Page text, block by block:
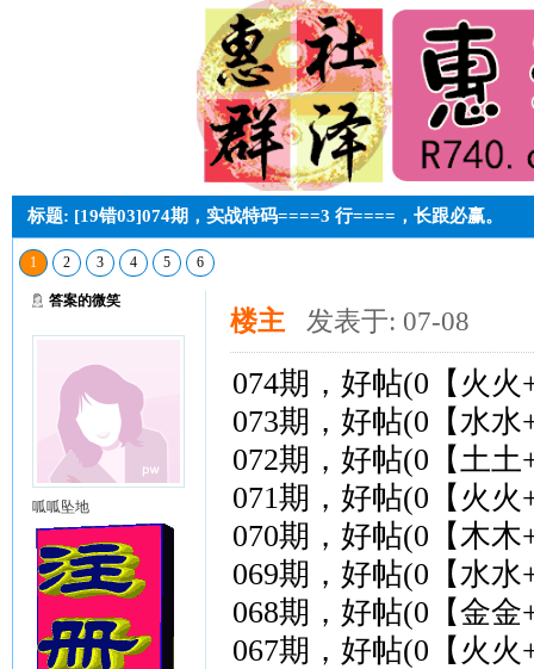
标题: [19错03]074期，实战特码====3 行====，长跟必赢。
1 2 3 4 5 6
答案的微笑
呱呱坠地
楼主 发表于: 07-08
074期，好帖(0【火
073期，好帖(0【水
072期，好帖(0【土
071期，好帖(0【火
070期，好帖(0【木
069期，好帖(0【水
068期，好帖(0【金
067期，好帖(0【火